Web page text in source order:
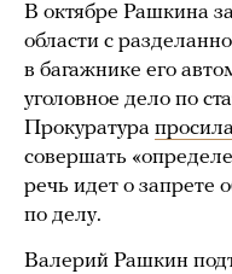
В октябре Рашкина
области с
в багажнике его
уголовное дело по
Прокуратура просила
совершать
речь идет о запрете
по делу.
Валерий Рашкин